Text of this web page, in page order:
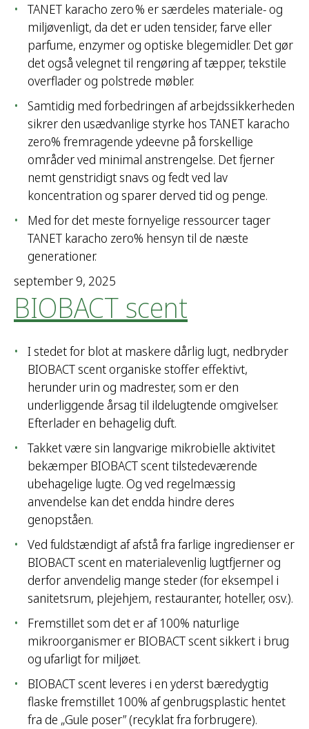
TANET karacho zero % er særdeles materiale- og
miljøvenligt, da det er uden tensider, farve eller
parfume, enzymer og optiske blegemidler. Det gør
det også velegnet til rengøring af tæpper, tekstile
overflader og polstrede møbler.
Samtidig med forbedringen af arbejdssikkerheden
sikrer den usædvanlige styrke hos TANET karacho
zero% fremragende ydeevne på forskellige
områder ved minimal anstrengelse. Det fjerner
nemt genstridigt snavs og fedt ved lav
koncentration og sparer derved tid og penge.
Med for det meste fornyelige ressourcer tager
TANET karacho zero% hensyn til de næste
generationer.
september 9, 2025
BIOBACT scent
I stedet for blot at maskere dårlig lugt, nedbryder
BIOBACT scent organiske stoffer effektivt,
herunder urin og madrester, som er den
underliggende årsag til ildelugtende omgivelser.
Efterlader en behagelig duft.
Takket være sin langvarige mikrobielle aktivitet
bekæmper BIOBACT scent tilstedeværende
ubehagelige lugte. Og ved regelmæssig
anvendelse kan det endda hindre deres
genopståen.
Ved fuldstændigt af afstå fra farlige ingredienser er
BIOBACT scent en materialevenlig lugtfjerner og
derfor anvendelig mange steder (for eksempel i
sanitetsrum, plejehjem, restauranter, hoteller, osv.).
Fremstillet som det er af 100% naturlige
mikroorganismer er BIOBACT scent sikkert i brug
og ufarligt for miljøet.
BIOBACT scent leveres i en yderst bæredygtig
flaske fremstillet 100% af genbrugsplastic hentet
fra de „Gule poser” (recyklat fra forbrugere).